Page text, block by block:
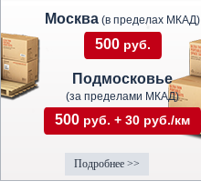
Москва (в пределах МКАД)
500 руб.
Подмосковье
(за пределами МКАД)
500 руб. + 30 руб./км
Подробнее >>